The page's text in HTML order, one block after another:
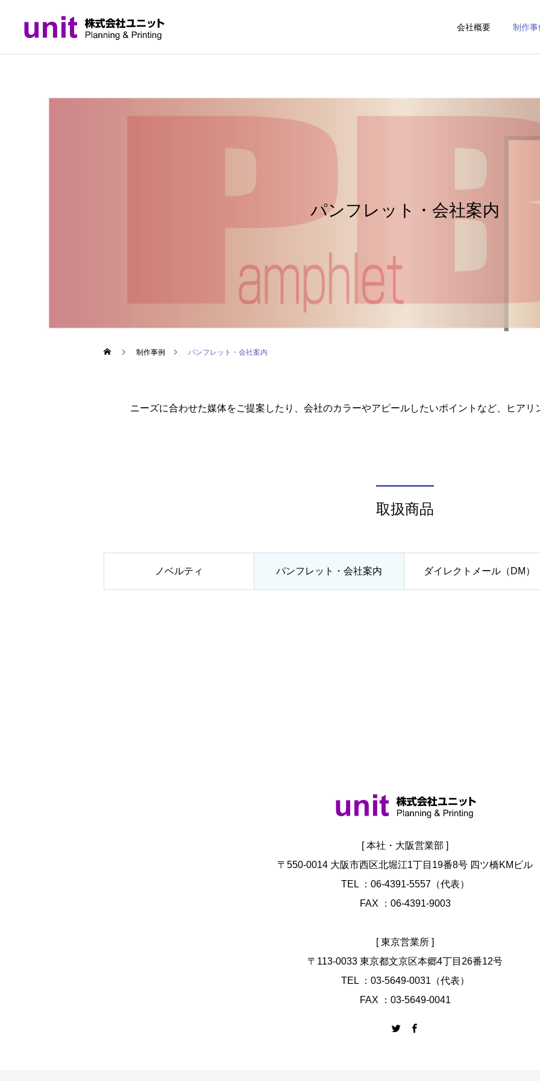
会社概要 制作事
パンフレット・会社案内
制作事例 パンフレット・会社案内
ニーズに合わせた媒体をご提案したり、会社のカラーやアピールしたいポイントなど、ヒア
取扱商品
ノベルティ パンフレット・会社案内 ダイレクトメール（DM）
[ 本社・大阪営業部 ]
〒550-0014 大阪市西区北堀江1丁目19番8号 四ツ橋KMビル
TEL ：06-4391-5557（代表）
FAX ：06-4391-9003
[ 東京営業所 ]
〒113-0033 東京都文京区本郷4丁目26番12号
TEL ：03-5649-0031（代表）
FAX ：03-5649-0041